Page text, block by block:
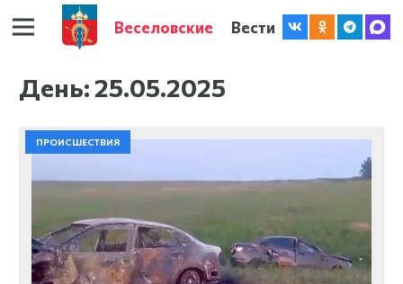
Веселовские Вести
День: 25.05.2025
ПРОИСШЕСТВИЯ